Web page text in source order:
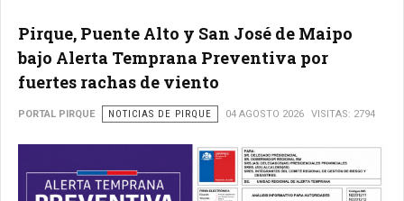
Pirque, Puente Alto y San José de Maipo
bajo Alerta Temprana Preventiva por
fuertes rachas de viento
PORTAL PIRQUE NOTICIAS DE PIRQUE 04 AGOSTO 2026 VISITAS: 2794